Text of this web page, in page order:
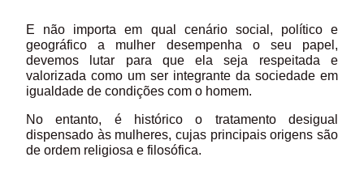
E não importa em qual cenário social, político e
geográfico a mulher desempenha o seu papel,
devemos lutar para que ela seja respeitada e
valorizada como um ser integrante da sociedade em
igualdade de condições com o homem.
No entanto, é histórico o tratamento desigual
dispensado às mulheres, cujas principais origens são
de ordem religiosa e filosófica.